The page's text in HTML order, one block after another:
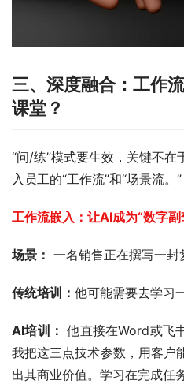
三、深度融合：工作
课堂？
“问/练”模式要生效，关键不
入员工的“工作流”和“场景流。”
工作流嵌入：让AI成为“数字副
场景： 一名销售正在撰写一封
传统培训： 他可能需要去学习
AI培训： 他直接在Word或飞
我把这三点技术参数，用客户
出其商业价值。学习在完成任